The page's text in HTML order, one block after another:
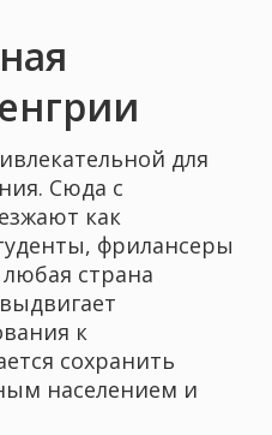
для
Сюда с
как
фрилансеры
страна
к
сохранить
населением и